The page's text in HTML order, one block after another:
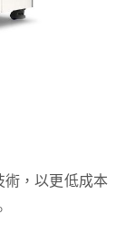
，以更低成本